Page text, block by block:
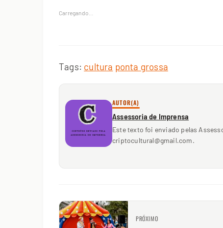
Carregando...
Tags: cultura ponta grossa
AUTOR(A)
Assessoria de Imprensa
Este texto foi enviado pelas
criptocultural@gmail.com.
PRÓXIMO